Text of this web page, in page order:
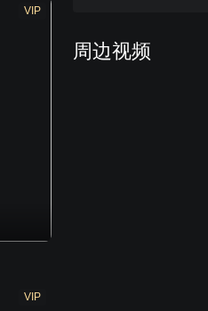
周边视频
VIP
VIP